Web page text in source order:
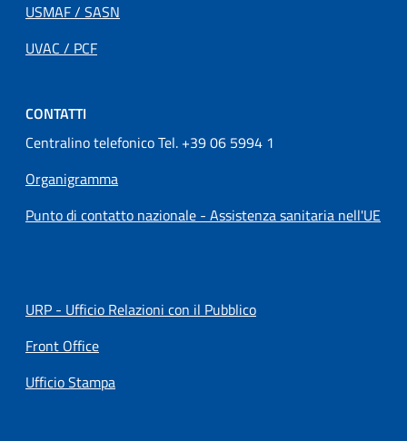
USMAF / SASN
UVAC / PCF
CONTATTI
Centralino telefonico Tel. +39 06 5994 1
Organigramma
Punto di contatto nazionale - Assistenza sanitaria nell'UE
URP - Ufficio Relazioni con il Pubblico
Front Office
Ufficio Stampa